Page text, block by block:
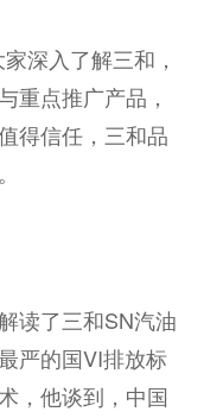
深入了解三和，
重点推广产品，
得信任，三和品
读了三和SN汽油
严的国VI排放标
，他谈到，中国